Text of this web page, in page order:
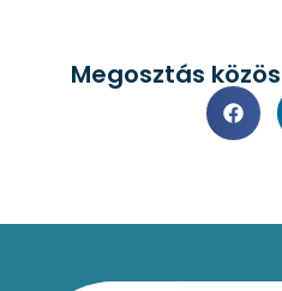
Megosztás